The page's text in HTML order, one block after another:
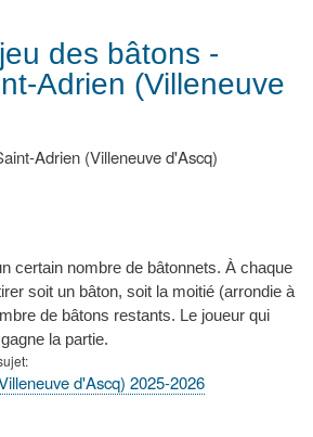
des bâtons -
Adrien (Villeneuve
Adrien (Villeneuve d'Ascq)
certain nombre de bâtonnets. À chaque
soit un bâton, soit la moitié (arrondie à
de bâtons restants. Le joueur qui
la partie.
d'Ascq) 2025-2026